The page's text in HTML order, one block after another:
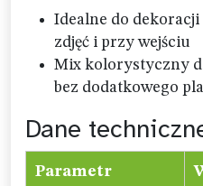
Idealne do
zdjęć i przy wejściu
Mix kolorystyczny
bez dodatkowego
Dane
Parametr